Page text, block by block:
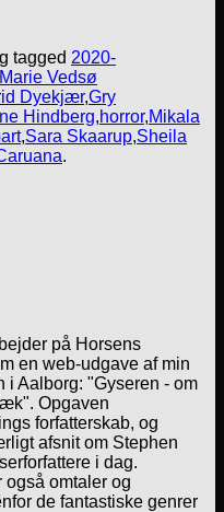
tagged 2020-
Vedsø
Dyekjær,Gry
Hindberg,horror,Mikala
,Sara Skaarup,Sheila
.
på Horsens
en web-udgave af min
i Aalborg: "Gyseren - om
Opgaven
forfatterskab, og
afsnit om Stephen
i dag.
omtaler og
de fantastiske genrer